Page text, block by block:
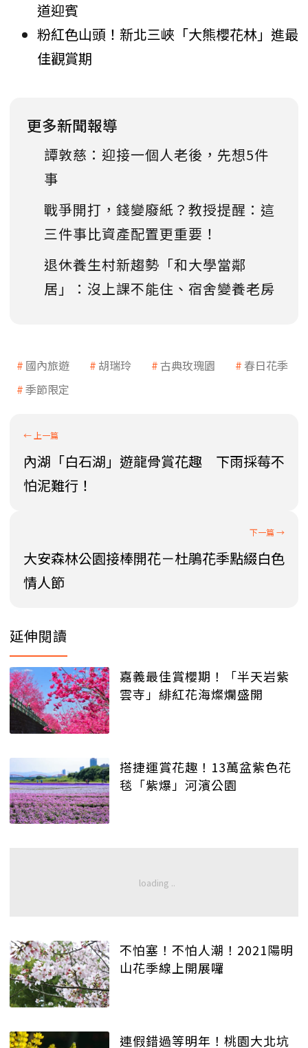
道迎賓
粉紅色山頭！新北三峽「大熊櫻花林」進最
佳觀賞期
更多新聞報導
譚敦慈：迎接一個人老後，先想5件
事
戰爭開打，錢變廢紙？教授提醒：這
三件事比資產配置更重要！
退休養生村新趨勢「和大學當鄰
居」：沒上課不能住、宿舍變養老房
國內旅遊 胡瑞玲 古典玫瑰園
春日花季
季節限定
內湖「白石湖」遊龍骨賞花趣 下雨採莓不
怕泥難行！
大安森林公園接棒開花－杜鵑花季點綴白色
情人節
延伸閱讀
嘉義最佳賞櫻期！「半天岩紫
雲寺」緋紅花海燦爛盛開
搭捷運賞花趣！13萬盆紫色花
毯「紫爆」河濱公園
不怕塞！不怕人潮！2021陽明
山花季線上開展囉
連假錯過等明年！桃園大北坑